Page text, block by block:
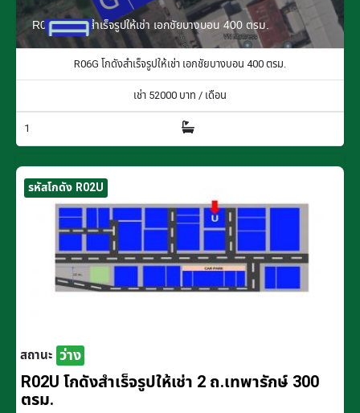
R06G โกดังสำเร็จรูปให้เช่า เอกชัยบางบอน 400 ตรม.
R06G โกดังสำเร็จรูปให้เช่า เอกชัยบางบอน 400 ตรม.
เช่า 52000 บาท / เดือน
1
รหัสโกดัง R02U
สถานะ ว่าง
R02U โกดังสำเร็จรูปให้เช่า 2 ถ.เทพารักษ์ 300
ตรม.